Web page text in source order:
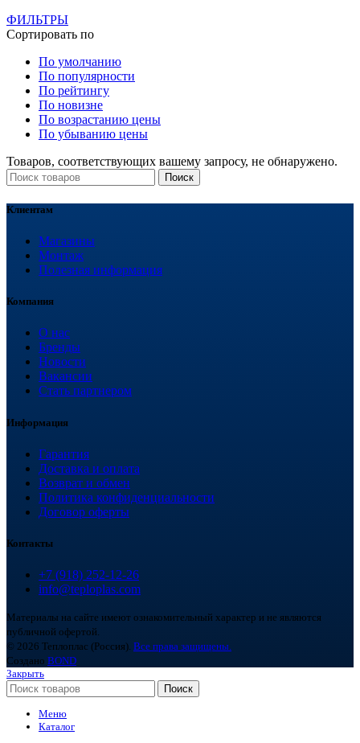
ФИЛЬТРЫ
Сортировать по
По умолчанию
По популярности
По рейтингу
По новизне
По возрастанию цены
По убыванию цены
Товаров, соответствующих вашему запросу, не обнаружено.
Поиск
Клиентам
Магазины
Монтаж
Полезная информация
Компания
О нас
Бренды
Новости
Вакансии
Стать партнером
Информация
Гарантия
Доставка и оплата
Возврат и обмен
Политика конфиденциальности
Договор оферты
Контакты
+7 (918) 252-12-26
info@teploplas.com
Материалы на сайте имеют ознакомительный характер и не являются
публичной офертой.
© 2026 Теплоплас (Россия). Все права защищены.
Создано BOND
Закрыть
Поиск
Меню
Каталог